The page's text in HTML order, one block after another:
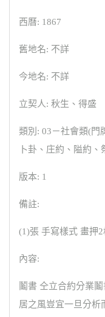
西曆: 1867
舊地名: 不詳
今地名: 不詳
立契人: 秋生、得盛
類別: 03－社會類(門
卜卦、庄約、隘約
版本: 1
備註:
(1)張 手寫樣式 畫押
內容:
鬮書 仝立合約分業
居之風豈宜一旦分析